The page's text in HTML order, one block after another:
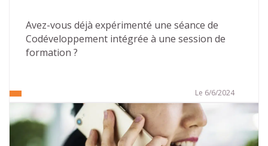
Avez-vous déjà expérimenté une séance de
Codéveloppement intégrée à une session de
formation ?
Le 6/6/2024